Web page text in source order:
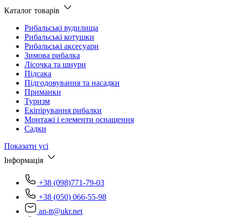
Каталог товарів
Рибальські вудилища
Рибальські котушки
Рибальські аксесуари
Зимова рибалка
Лісочка та шнури
Підсака
Підгодовування та насадки
Приманки
Туризм
Екіпірування рибалки
Монтажі і елементи оснащення
Садки
Показати усі
Інформація
+38 (098)771-79-03
+38 (050) 066-55-98
an-tt@ukr.net